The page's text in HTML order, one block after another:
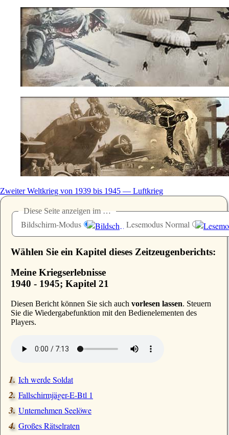
Zweiter Weltkrieg von 1939 bis 1945 — Luftkrieg
Diese Seite anzeigen im …
Bildschirm-Modus Lesemodus Normal
Wählen Sie ein Kapitel dieses Zeitzeugenberichts:
Meine Kriegserlebnisse
1940 - 1945; Kapitel 21
Diesen Bericht können Sie sich auch vorlesen lassen. Steuern
Sie die Wiedergabefunktion mit den Bedienelementen des
Players.
Ich werde Soldat
Fallschirmjäger-E-Btl 1
Unternehmen Seelöwe
Großes Rätselraten